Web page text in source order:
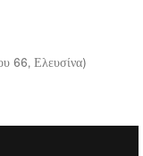
66, Ελευσίνα)